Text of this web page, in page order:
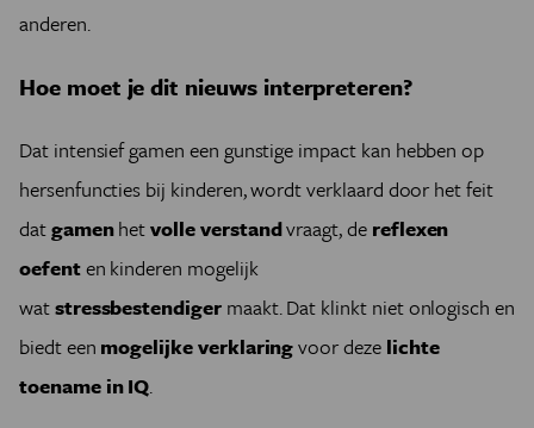
anderen.
Hoe moet je dit nieuws interpreteren?
Dat intensief gamen een gunstige impact kan hebben op
hersenfuncties bij kinderen, wordt verklaard door het feit
datgamenhetvolle verstandvraagt, de reflexen
oefenten kinderen mogelijk
watstressbestendigermaakt. Dat klinkt niet onlogisch en
biedt een mogelijke verklaringvoor deze lichte
toename in IQ.